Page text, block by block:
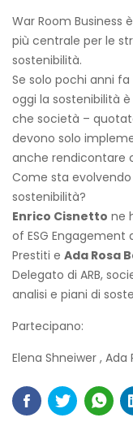
War Room
più centrale per le
sostenibilità.
Se solo pochi anni
oggi la sostenibilità
che società –
devono solo
anche rendicontare
Come sta
sostenibilità?
Enrico Cisnetto ne
of ESG Engagement
Prestiti e Ada Rosa
Delegato di ARB,
analisi e piani di
Partecipano:
Elena Shneiwer , Ada